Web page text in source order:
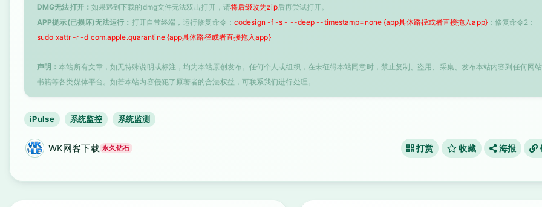
DMG无法打开： 如果遇到下载的dmg文件无法双击打开，请将后缀改为zip后再尝试打开。
APP提示(已损坏)无法运行： 打开自带终端，运行修复命令： codesign -f -s - --deep --timestamp=none {app具体路径或者直接拖入app}；修复命令2：
sudo xattr -r -d com.apple.quarantine {app具体路径或者直接拖入app}
声明：本站所有文章，如无特殊说明或标注，均为本站原创发布。任何个人或组织，在未征得本站同意时，禁止复制、盗用、采集、发布本站内容到任何网
书籍等各类媒体平台。如若本站内容侵犯了原著者的合法权益，可联系我们进行处理。
iPulse 系统监控 系统监测
WK网客下载 永久钻石 打赏 收藏 海报